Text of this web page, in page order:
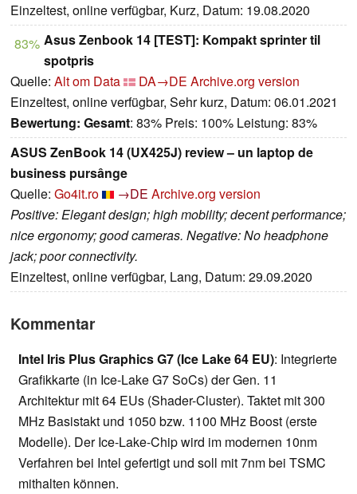
Einzeltest, online verfügbar, Kurz, Datum: 19.08.2020
83% Asus Zenbook 14 [TEST]: Kompakt sprinter til
spotpris
Quelle: Alt om Data DA→DE Archive.org version
Einzeltest, online verfügbar, Sehr kurz, Datum: 06.01.2021
Bewertung: Gesamt: 83% Preis: 100% Leistung: 83%
ASUS ZenBook 14 (UX425J) review – un laptop de
business pursânge
Quelle: Go4it.ro →DE Archive.org version
Positive: Elegant design; high mobility; decent performance;
nice ergonomy; good cameras. Negative: No headphone
jack; poor connectivity.
Einzeltest, online verfügbar, Lang, Datum: 29.09.2020
Kommentar
Intel Iris Plus Graphics G7 (Ice Lake 64 EU): Integrierte
Grafikkarte (in Ice-Lake G7 SoCs) der Gen. 11
Architektur mit 64 EUs (Shader-Cluster). Taktet mit 300
MHz Basistakt und 1050 bzw. 1100 MHz Boost (erste
Modelle). Der Ice-Lake-Chip wird im modernen 10nm
Verfahren bei Intel gefertigt und soll mit 7nm bei TSMC
mithalten können.